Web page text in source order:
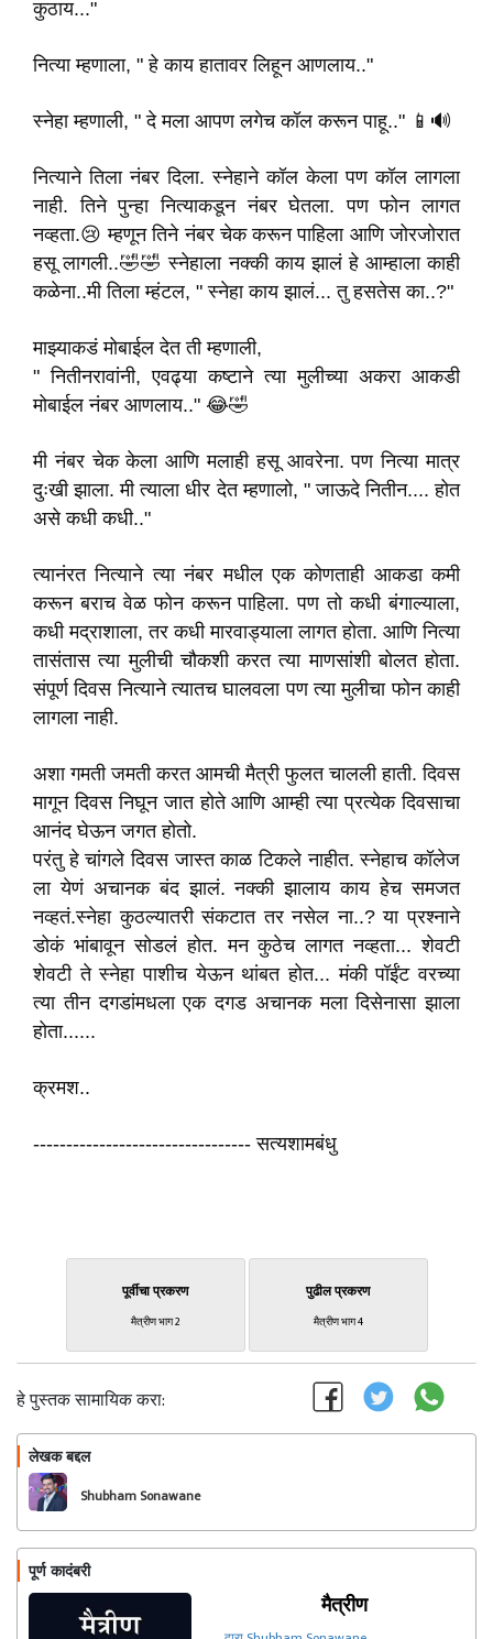
कुठाय..."
नित्या म्हणाला, " हे काय हातावर लिहून आणलाय.."
स्नेहा म्हणाली, " दे मला आपण लगेच कॉल करून पाहू.." 📱🔊
नित्याने तिला नंबर दिला. स्नेहाने कॉल केला पण कॉल लागला
नाही. तिने पुन्हा नित्याकडून नंबर घेतला. पण फोन लागत
नव्हता.😢 म्हणून तिने नंबर चेक करून पाहिला आणि जोरजोरात
हसू लागली..🤣🤣 स्नेहाला नक्की काय झालं हे आम्हाला काही
कळेना..मी तिला म्हंटल, " स्नेहा काय झालं... तु हसतेस का..?"
माझ्याकडं मोबाईल देत ती म्हणाली,
" नितीनरावांनी, एवढ्या कष्टाने त्या मुलीच्या अकरा आकडी
मोबाईल नंबर आणलाय.." 😂🤣
मी नंबर चेक केला आणि मलाही हसू आवरेना. पण नित्या मात्र
दुःखी झाला. मी त्याला धीर देत म्हणालो, " जाऊदे नितीन.... होत
असे कधी कधी.."
त्यानंरत नित्याने त्या नंबर मधील एक कोणताही आकडा कमी
करून बराच वेळ फोन करून पाहिला. पण तो कधी बंगाल्याला,
कधी मद्राशाला, तर कधी मारवाड्याला लागत होता. आणि नित्या
तासंतास त्या मुलीची चौकशी करत त्या माणसांशी बोलत होता.
संपूर्ण दिवस नित्याने त्यातच घालवला पण त्या मुलीचा फोन काही
लागला नाही.
अशा गमती जमती करत आमची मैत्री फुलत चालली हाती. दिवस
मागून दिवस निघून जात होते आणि आम्ही त्या प्रत्येक दिवसाचा
आनंद घेऊन जगत होतो.
परंतु हे चांगले दिवस जास्त काळ टिकले नाहीत. स्नेहाच कॉलेज
ला येणं अचानक बंद झालं. नक्की झालाय काय हेच समजत
नव्हतं.स्नेहा कुठल्यातरी संकटात तर नसेल ना..? या प्रश्नाने
डोकं भांबावून सोडलं होत. मन कुठेच लागत नव्हता... शेवटी
शेवटी ते स्नेहा पाशीच येऊन थांबत होत... मंकी पॉईंट वरच्या
त्या तीन दगडांमधला एक दगड अचानक मला दिसेनासा झाला
होता......
क्रमश..
--------------------------------- सत्यशामबंधु
पूर्वीचा प्रकरण
मैत्रीण भाग 2
पुढील प्रकरण
मैत्रीण भाग 4
हे पुस्तक सामायिक करा:
लेखक बद्दल
Shubham Sonawane
पूर्ण कादंबरी
मैत्रीण